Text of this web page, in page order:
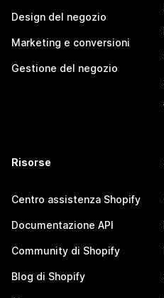
Design del negozio
Marketing e conversioni
Gestione del negozio
Risorse
Centro assistenza Shopify
Documentazione API
Community di Shopify
Blog di Shopify